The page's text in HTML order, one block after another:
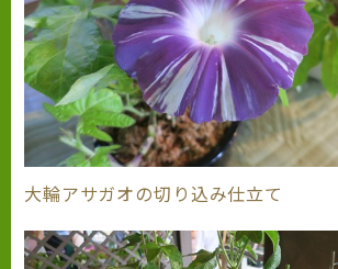
大輪アサガオの切り込み仕立て